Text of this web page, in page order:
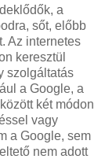
a
sőt, előbb
Az internetes
keresztül
szolgáltatás
a Google, a
két módon
vagy
a Google, sem
nem adott